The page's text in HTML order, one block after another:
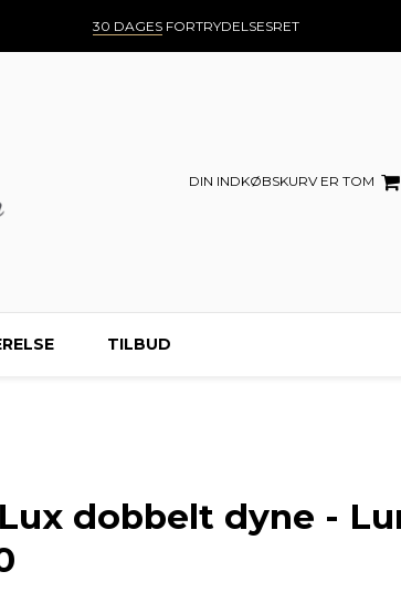
30 DAGESFORTRYDELSESRET
DIN INDKØBSKURV ER TOM
TILBUD
dobbelt dyne -